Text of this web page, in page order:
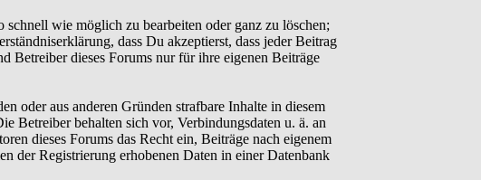
wie möglich zu bearbeiten oder ganz zu löschen;
dass Du akzeptierst, dass jeder Beitrag
Betreiber dieses Forums nur für ihre eigenen Beiträge
oder aus anderen Gründen strafbare Inhalte in diesem
Betreiber behalten sich vor, Verbindungsdaten u. ä. an
dieses Forums das Recht ein, Beiträge nach eigenem
der Registrierung erhobenen Daten in einer Datenbank